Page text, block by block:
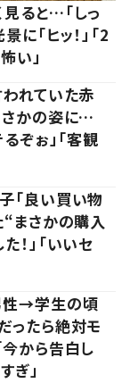
ると…「しっ
「ヒッ！」「2
い」
われていた赤
さかの姿に…
るぞぉ」「客観
「良い買い物
“まさかの購入
」「いいセ
性→学生の頃
ったら絶対モ
今から告白し
ぎ」